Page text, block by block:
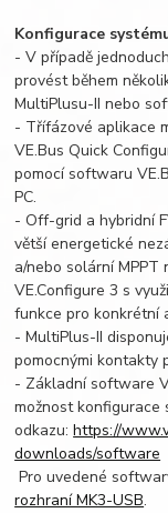
Konfigurace
- V případě
provést během
MultiPlusu-II nebo
- Třífázové aplikace
VE.Bus Quick
pomocí softwaru
PC.
- Off-grid a hybridní
větší energetické
a/nebo solární
VE.Configure 3 s
funkce pro konkrétní
- MultiPlus-II
pomocnými kontakty
- Základní software
možnost konfigurace
odkazu:https://
downloads/software
Pro uvedené
rozhraní MK3-USB.